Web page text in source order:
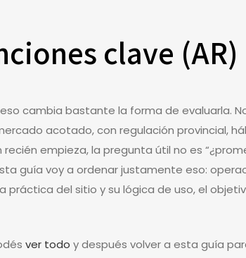
clave (AR)
cambia bastante la forma de evaluarla.
acotado, con regulación provincial,
empieza, la pregunta útil no es
guía voy a ordenar justamente eso:
del sitio y su lógica de uso, el
ver todo y después volver a esta guía